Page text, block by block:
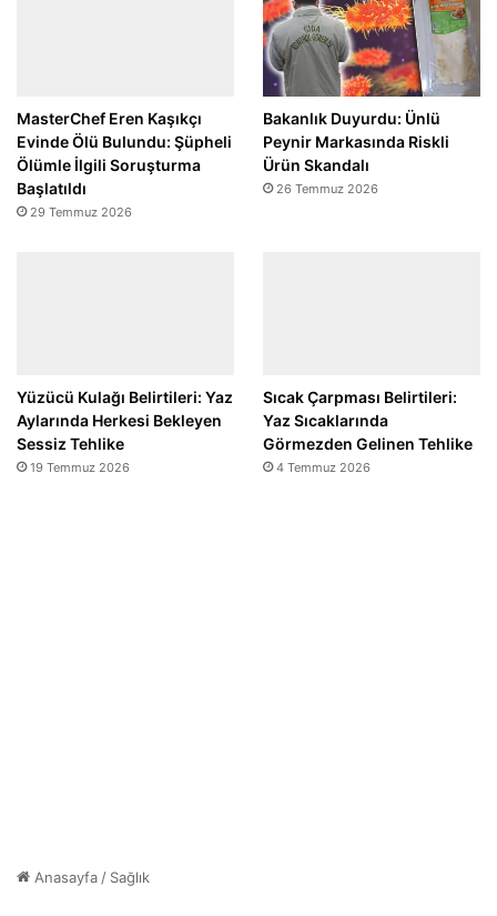
MasterChef Eren Kaşıkçı
Evinde Ölü Bulundu: Şüpheli
Ölümle İlgili Soruşturma
Başlatıldı
29 Temmuz 2026
Bakanlık Duyurdu: Ünlü
Peynir Markasında Riskli
Ürün Skandalı
26 Temmuz 2026
Yüzücü Kulağı Belirtileri: Yaz
Aylarında Herkesi Bekleyen
Sessiz Tehlike
19 Temmuz 2026
Sıcak Çarpması Belirtileri:
Yaz Sıcaklarında
Görmezden Gelinen Tehlike
4 Temmuz 2026